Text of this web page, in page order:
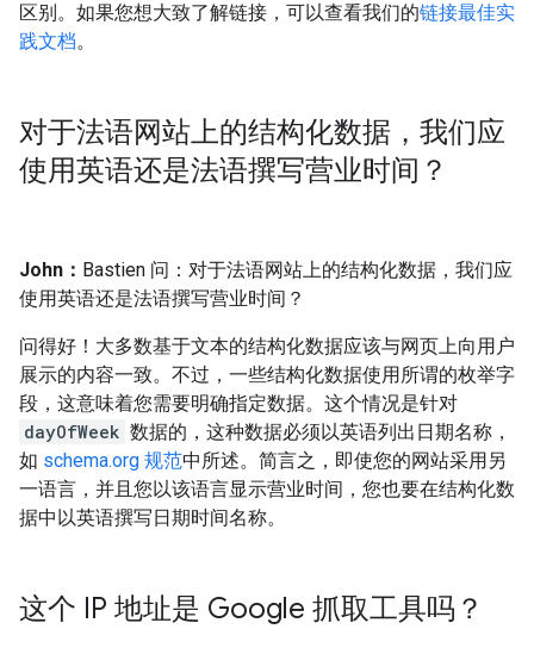
区别。如果您想大致了解链接，可以查看我们的链接最佳实
践文档。
对于法语网站上的结构化数据，我们应
使用英语还是法语撰写营业时间？
John： Bastien 问：对于法语网站上的结构化数据，我们应
使用英语还是法语撰写营业时间？
问得好！大多数基于文本的结构化数据应该与网页上向用户
展示的内容一致。不过，一些结构化数据使用所谓的枚举字
段，这意味着您需要明确指定数据。这个情况是针对
dayOfWeek 数据的，这种数据必须以英语列出日期名称，
如 schema.org 规范中所述。简言之，即使您的网站采用另
一语言，并且您以该语言显示营业时间，您也要在结构化数
据中以英语撰写日期时间名称。
这个 IP 地址是 Google 抓取工具吗？